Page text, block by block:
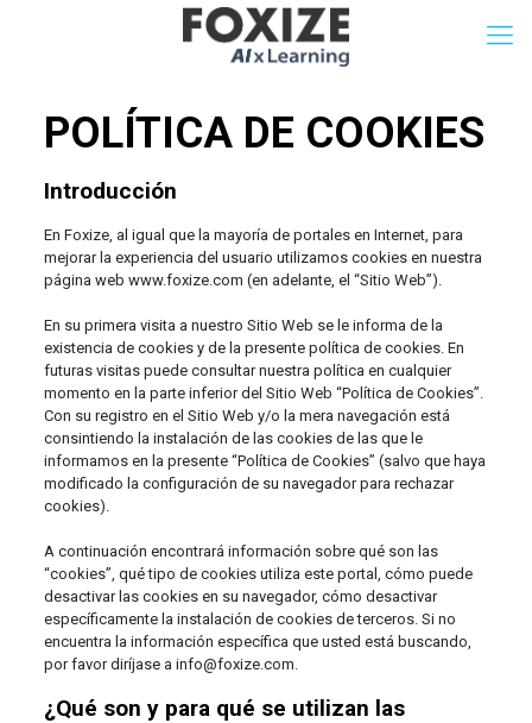
POLÍTICA DE COOKIES
Introducción
En Foxize, al igual que la mayoría de portales en Internet, para
mejorar la experiencia del usuario utilizamos cookies en nuestra
página web www.foxize.com (en adelante, el “Sitio Web”).
En su primera visita a nuestro Sitio Web se le informa de la
existencia de cookies y de la presente política de cookies. En
futuras visitas puede consultar nuestra política en cualquier
momento en la parte inferior del Sitio Web “Política de Cookies”.
Con su registro en el Sitio Web y/o la mera navegación está
consintiendo la instalación de las cookies de las que le
informamos en la presente “Política de Cookies” (salvo que haya
modificado la configuración de su navegador para rechazar
cookies).
A continuación encontrará información sobre qué son las
“cookies”, qué tipo de cookies utiliza este portal, cómo puede
desactivar las cookies en su navegador, cómo desactivar
específicamente la instalación de cookies de terceros. Si no
encuentra la información específica que usted está buscando,
por favor diríjase a info@foxize.com.
¿Qué son y para qué se utilizan las